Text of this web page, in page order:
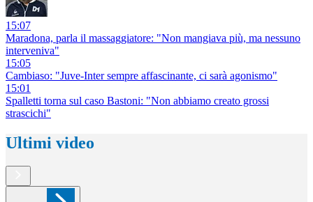
15:07
Maradona, parla il massaggiatore: "Non mangiava più, ma nessuno
interveniva"
15:05
Cambiaso: "Juve-Inter sempre affascinante, ci sarà agonismo"
15:01
Spalletti torna sul caso Bastoni: "Non abbiamo creato grossi
strascichi"
Ultimi video